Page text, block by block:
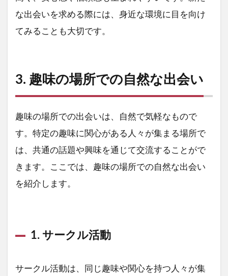
な出会いを求める際には、身近な環境に目を向け
てみることも大切です。
3. 趣味の場所での自然な出会い
趣味の場所での出会いは、自然で気軽なもので
す。特定の趣味に関心がある人々が集まる場所で
は、共通の話題や興味を通じて交流することがで
きます。ここでは、趣味の場所での自然な出会い
を紹介します。
1. サークル活動
サークル活動は、同じ趣味や関心を持つ人々が集